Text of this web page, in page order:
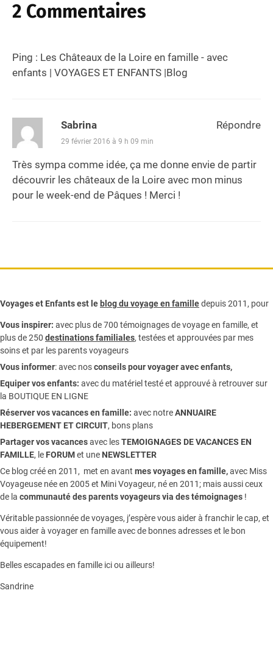
2 Commentaires
Ping : Les Châteaux de la Loire en famille - avec
enfants | VOYAGES ET ENFANTS |Blog
Sabrina
29 février 2016 à 9 h 09 min
Très sympa comme idée, ça me donne envie de partir
découvrir les châteaux de la Loire avec mon minus
pour le week-end de Pâques ! Merci !
Répondre
Voyages et Enfants est le blog du voyage en familledepuis 2011, pour
Vous inspirer: avec plus de 700 témoignages devoyage en famille, et
plus de 250 destinations familiales, testées et approuvées par mes
soins et par les parents voyageurs
Vous informer:avec nosconseils pour voyager avec enfants,
Equiper vos enfants: avec du matériel testé et approuvé à retrouver sur
la BOUTIQUE EN LIGNE
Réserver vos vacances en famille: avec notreANNUAIRE
HEBERGEMENT ET CIRCUIT, bons plans
Partager vos vacancesavec lesTEMOIGNAGES DE VACANCES EN
FAMILLE, le FORUMet une NEWSLETTER
Ce blog créé en 2011, met en avant mes voyages en famille,avec Miss
Voyageuse née en 2005 et Mini Voyageur, né en 2011; mais aussi ceux
de la communauté des parents voyageurs via des témoignages !
Véritable passionnée de voyages, j’espère vous aider à franchir le cap, et
vous aider à voyager en famille avec de bonnes adresses et le bon
équipement!
Belles escapades en famille ici ou ailleurs!
Sandrine